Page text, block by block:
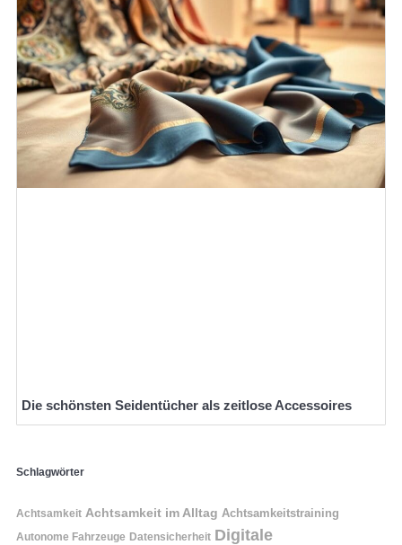
Die schönsten Seidentücher als zeitlose Accessoires
Schlagwörter
Achtsamkeit Achtsamkeit im Alltag Achtsamkeitstraining
Autonome Fahrzeuge Datensicherheit Digitale